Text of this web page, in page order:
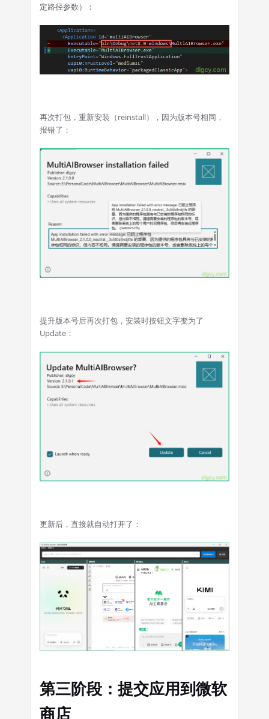
定路径参数）：
再次打包，重新安装（reinstall），因为版本号相同，
报错了：
提升版本号后再次打包，安装时按钮文字变为了
Update：
更新后，直接就自动打开了：
第三阶段：提交应用到微软
商店